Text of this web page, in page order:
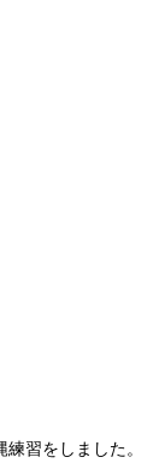
習をしました。